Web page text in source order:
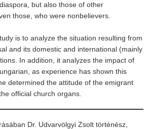
but also those of other
those, who were nonbelievers.
is to analyze the situation resulting from
and its domestic and international (mainly
In addition, it analyzes the impact of
as experience has shown this
determined the attitude of the emigrant
official church organs.
Dr. Udvarvölgyi Zsolt történész,